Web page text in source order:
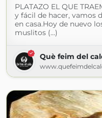
PLATAZO EL QUE
y fácil de hacer, vamos
en casa.Hoy de nuevo
muslitos (...)
Què feim del